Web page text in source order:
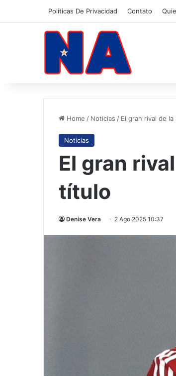
Políticas De Privacidad Contato
Home / Noticias / El gran rival de
Noticias
El gran
título
Denise Vera 2 Ago 2025 10:37